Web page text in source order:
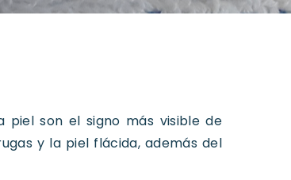
piel son el signo más visible de
y la piel flácida, además del